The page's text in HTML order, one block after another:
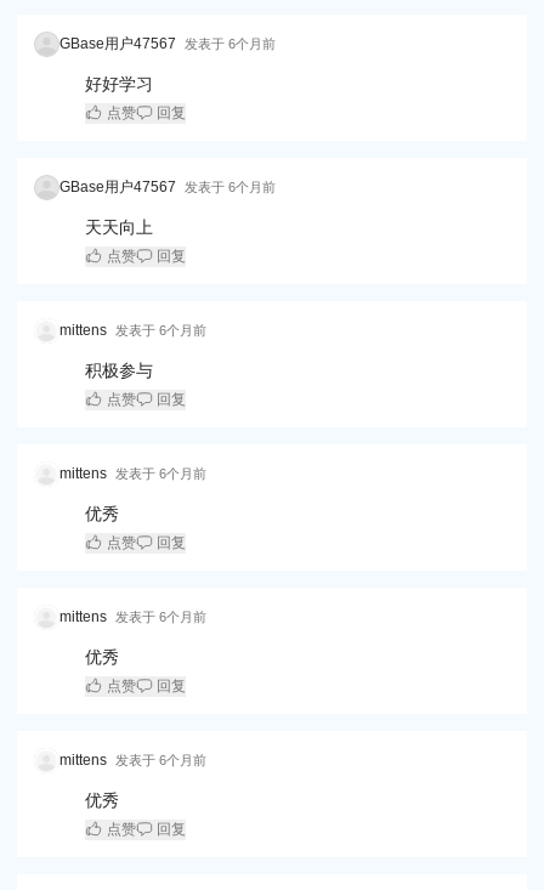
GBase用户47567 发表于 6个月前
好好学习
点赞 回复
GBase用户47567 发表于 6个月前
天天向上
点赞 回复
mittens 发表于 6个月前
积极参与
点赞 回复
mittens 发表于 6个月前
优秀
点赞 回复
mittens 发表于 6个月前
优秀
点赞 回复
mittens 发表于 6个月前
优秀
点赞 回复